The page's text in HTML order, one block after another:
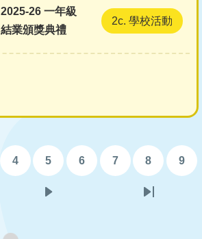
2025-26 一年級
結業頒獎典禮
2c. 學校活動
頁
4
頁
面
5
頁
6
頁
7
頁
面
8
頁
9
Last